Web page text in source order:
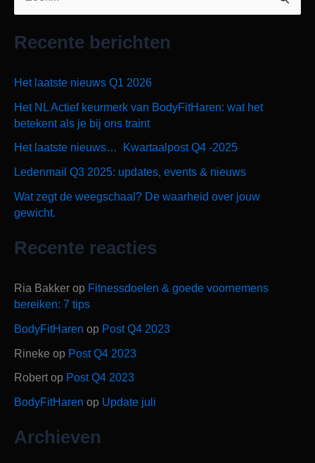
e
n
a
r
:
Recente berichten
Het laatste nieuws Q1 2026
Het NL Actief keurmerk van BodyFitHaren: wat het
betekent als je bij ons traint
Het laatste nieuws… Kwartaalpost Q4 -2025
Ledenmail Q3 2025: updates, events & nieuws
Wat zegt de weegschaal? De waarheid over jouw
gewicht.
Recente reacties
Ria Bakker op Fitnessdoelen & goede voornemens
bereiken: 7 tips
BodyFitHaren op Post Q4 2023
Rineke op Post Q4 2023
Robert op Post Q4 2023
BodyFitHaren op Update juli
Archieven